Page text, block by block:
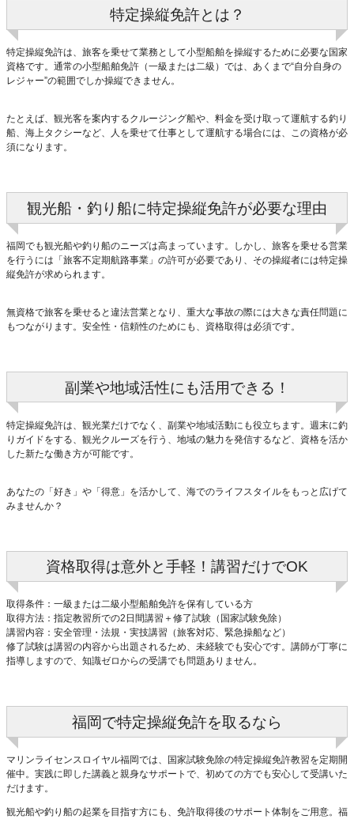
特定操縦免許とは？
特定操縦免許は、旅客を乗せて業務として小型船舶を操縦するために必要な国家
資格です。通常の小型船舶免許（一級または二級）では、あくまで“自分自身の
レジャー”の範囲でしか操縦できません。
たとえば、観光客を案内するクルージング船や、料金を受け取って運航する釣り
船、海上タクシーなど、人を乗せて仕事として運航する場合には、この資格が必
須になります。
観光船・釣り船に特定操縦免許が必要な理由
福岡でも観光船や釣り船のニーズは高まっています。しかし、旅客を乗せる営業
を行うには「旅客不定期航路事業」の許可が必要であり、その操縦者には特定操
縦免許が求められます。
無資格で旅客を乗せると違法営業となり、重大な事故の際には大きな責任問題に
もつながります。安全性・信頼性のためにも、資格取得は必須です。
副業や地域活性にも活用できる！
特定操縦免許は、観光業だけでなく、副業や地域活動にも役立ちます。週末に釣
りガイドをする、観光クルーズを行う、地域の魅力を発信するなど、資格を活か
した新たな働き方が可能です。
あなたの「好き」や「得意」を活かして、海でのライフスタイルをもっと広げて
みませんか？
資格取得は意外と手軽！講習だけでOK
取得条件：一級または二級小型船舶免許を保有している方
取得方法：指定教習所での2日間講習＋修了試験（国家試験免除）
講習内容：安全管理・法規・実技講習（旅客対応、緊急操船など）
修了試験は講習の内容から出題されるため、未経験でも安心です。講師が丁寧に
指導しますので、知識ゼロからの受講でも問題ありません。
福岡で特定操縦免許を取るなら
マリンライセンスロイヤル福岡では、国家試験免除の特定操縦免許教習を定期開
催中。実践に即した講義と親身なサポートで、初めての方でも安心して受講いた
だけます。
観光船や釣り船の起業を目指す方にも、免許取得後のサポート体制をご用意。福